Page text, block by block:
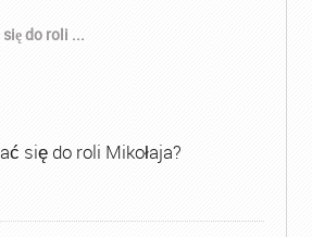
do roli ...
się do roli Mikołaja?